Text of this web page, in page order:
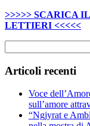
>>>>> SCARICA
LETTIERI <<<<<
Articoli recenti
Voce
sull’amore
“Ngjyrat e